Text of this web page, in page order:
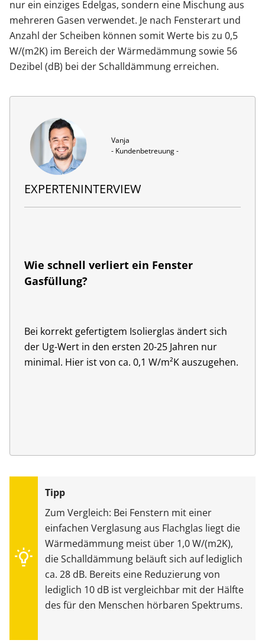
nur ein einziges Edelgas, sondern eine Mischung aus
mehreren Gasen verwendet. Je nach Fensterart und
Anzahl der Scheiben können somit Werte bis zu 0,5
W/(m2K) im Bereich der Wärmedämmung sowie 56
Dezibel (dB) bei der Schalldämmung erreichen.
Vanja
- Kundenbetreuung -
EXPERTENINTERVIEW
Wie schnell verliert ein Fenster
Gasfüllung?
Bei korrekt gefertigtem Isolierglas ändert sich
der Ug-Wert in den ersten 20-25 Jahren nur
minimal. Hier ist von ca. 0,1 W/m²K auszugehen.
Zum Vergleich: Bei Fenstern mit einer
einfachen Verglasung aus Flachglas liegt die
Wärmedämmung meist über 1,0 W/(m2K),
die Schalldämmung beläuft sich auf lediglich
ca. 28 dB. Bereits eine Reduzierung von
lediglich 10 dB ist vergleichbar mit der Hälfte
des für den Menschen hörbaren Spektrums.